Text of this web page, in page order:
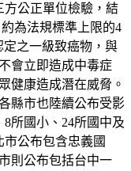
方公正單位檢驗，結
為法規標準上限的4
之一級致癌物，與
會立即造成中毒症
健康造成潛在威脅。
縣市也陸續公布受影
所國小、24所國中及
公布包含忠義國
則公布包括台中一